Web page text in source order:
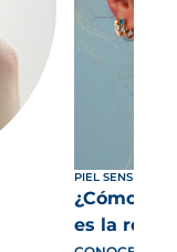
PIEL SENSIBLE
¿Cómo
es la